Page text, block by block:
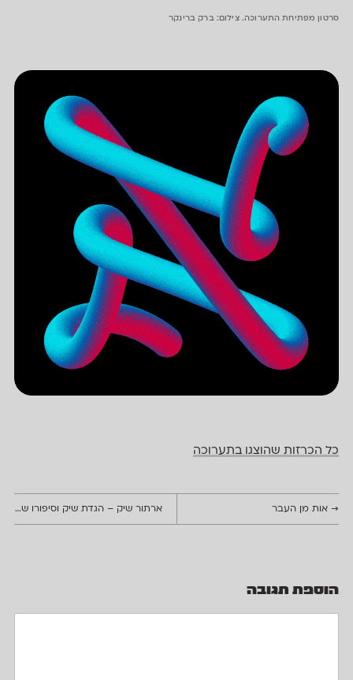
סרטון מפתיחת התערוכה. צילום: ברק ברינקר
כל הכרזות שהוצגו בתערוכה
→אות מן העבר ארתור שיק – הגדת שיק וסיפורו של העומד מאחוריה
הוספת תגובה